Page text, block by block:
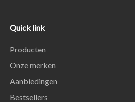
Quick link
Producten
Onze merken
Aanbiedingen
Bestsellers